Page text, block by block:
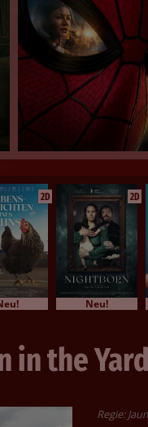
Seid Ihr bereit für ein
2D 2D
Neu!
in the Yard
Regie: